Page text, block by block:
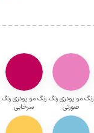
رنگ مو پودری رنگ
صورتی
رنگ مو پودری رنگ
سرخابی